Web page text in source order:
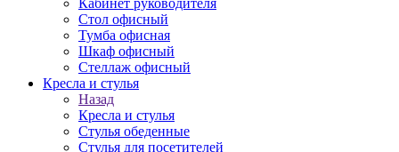
Кабинет руководителя
Стол офисный
Тумба офисная
Шкаф офисный
Стеллаж офисный
Кресла и стулья
Назад
Кресла и стулья
Стулья обеденные
Стулья для посетителей